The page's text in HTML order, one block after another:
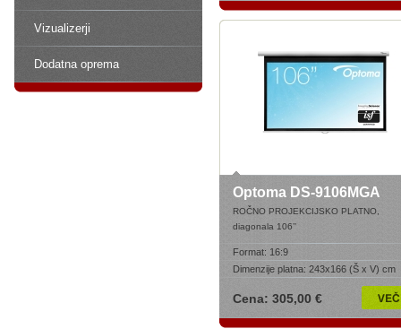
Vizualizerji
Dodatna oprema
Optoma DS-9106MGA
ROČNO PROJEKCIJSKO PLATNO,
diagonala 106’’
Format: 16:9
Dimenzije platna: 243x166 (Š x V) cm
Cena: 305,00 €